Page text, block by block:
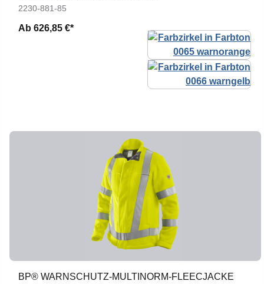
2230-881-85
Ab 626,85 €*
BP® WARNSCHUTZ-MULTINORM-FLEECJACKE